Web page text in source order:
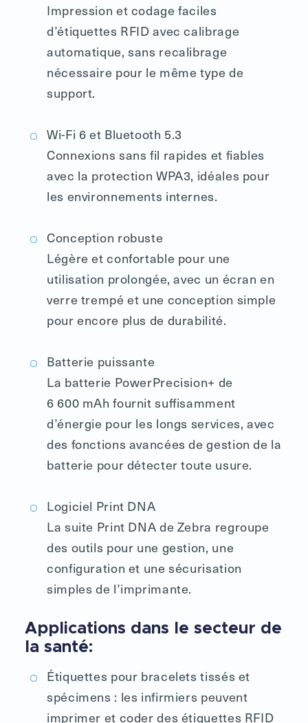
Impression et codage faciles
d’étiquettes RFID avec calibrage
automatique, sans recalibrage
nécessaire pour le même type de
support.
Wi-Fi 6 et Bluetooth 5.3
Connexions sans fil rapides et fiables
avec la protection WPA3, idéales pour
les environnements internes.
Conception robuste
Légère et confortable pour une
utilisation prolongée, avec un écran en
verre trempé et une conception simple
pour encore plus de durabilité.
Batterie puissante
La batterie PowerPrecision+ de
6 600 mAh fournit suffisamment
d’énergie pour les longs services, avec
des fonctions avancées de gestion de la
batterie pour détecter toute usure.
Logiciel Print DNA
La suite Print DNA de Zebra regroupe
des outils pour une gestion, une
configuration et une sécurisation
simples de l’imprimante.
Applications dans le secteur de
la santé:
Étiquettes pour bracelets tissés et
spécimens : les infirmiers peuvent
imprimer et coder des étiquettes RFID